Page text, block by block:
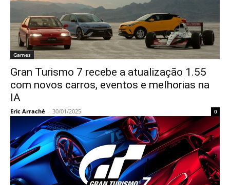
Games
Gran Turismo 7 recebe a atualização 1.55
com novos carros, eventos e melhorias na
IA
Eric Arraché - 30/01/2025 0